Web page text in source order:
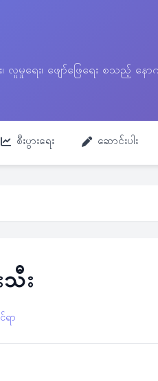
ေး၊ လူမှုရေး၊ ဖျော်ဖြေရေး
စီးပွားရေး ဆောင်းပါး
း
ာ